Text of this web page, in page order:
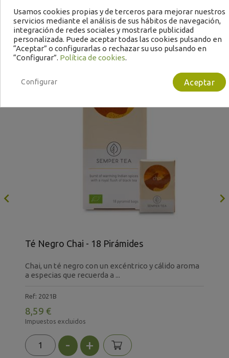
Té Negro Chai - 18 Pirámides
Chai, un té negro con un excéntrico y cálido aroma
a especias que recuerda a ...
Ref: 2021B
8,59 €
Impuestos excluidos
- +
Usamos cookies propias y de terceros para mejorar nuestros
servicios mediante el análisis de sus hábitos de navegación,
integración de redes sociales y mostrarle publicidad
personalizada. Puede aceptar todas las cookies pulsando en
“Aceptar” o configurarlas o rechazar su uso pulsando en
“Configurar”. Política de cookies.
Aceptar
Configurar